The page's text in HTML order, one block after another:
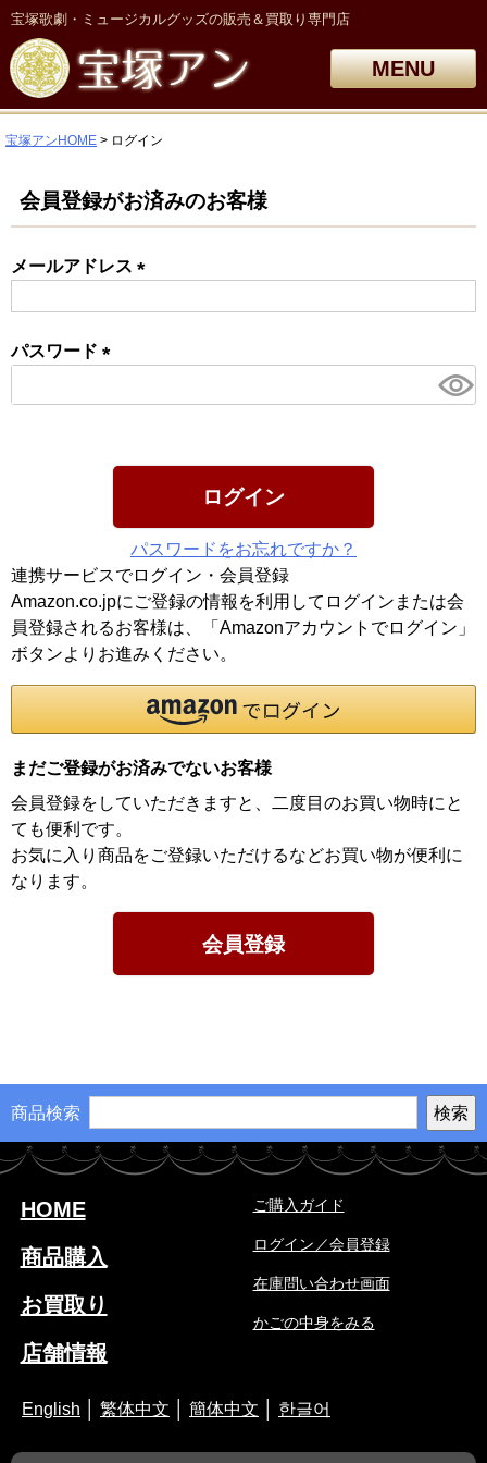
宝塚歌劇・ミュージカルグッズの販売＆買取り専門店
MENU
宝塚アンHOME ログイン
会員登録がお済みのお客様
メールアドレス
パスワード
須)
ログイン
パスワードをお忘れですか？
連携サービスでログイン・会員登録
Amazon.co.jpにご登録の情報を利用してログインまたは会
員登録されるお客様は、「Amazonアカウントでログイン」
ボタンよりお進みください。
まだご登録がお済みでないお客様
会員登録をしていただきますと、二度目のお買い物時にと
ても便利です。
お気に入り商品をご登録いただけるなどお買い物が便利に
なります。
会員登録
商品検索
HOME
商品購入
お買取り
店舗情報
ご購入ガイド
ログイン／会員登録
在庫問い合わせ画面
かごの中身をみる
English 繁体中文 簡体中文 한글어